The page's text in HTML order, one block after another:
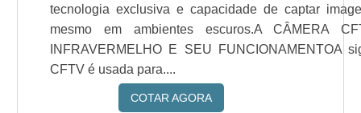
tecnologia exclusiva e capacidade de captar
mesmo em ambientes escuros.A CÂMERA
INFRAVERMELHO E SEU FUNCIONAMENTOA
CFTV é usada para....
COTAR AGORA